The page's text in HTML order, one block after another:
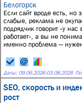
Белогорск
Если сайт вроде есть, но
слабые, реклама не
подрядчик говорит «у нас
работает», а вы не
именно проблема — нужен
Даты: 09.06.2026-03.08.2026
SEO, скорость и
рост